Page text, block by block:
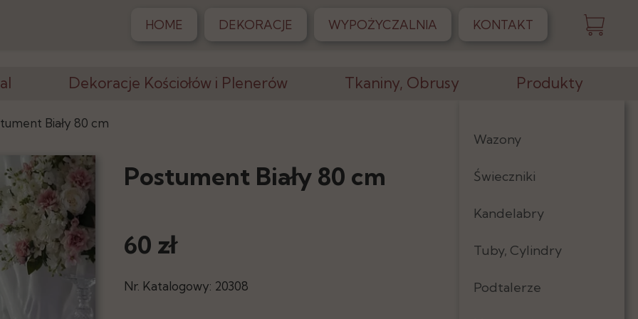
Dekoracje Kościołów i Plenerów
Krzesła, Klęczniki
Dywany
Postumenty
Stojaki, Wazony
Elementy Dekoracji
Tkaniny, Obrusy
Serwetki
Produkty
Wazony
Świeczniki
Kandelabry
Tuby, Cylindry
Podtalerze
Biały 80 cm
HOME DEKORACJE WYPOŻYCZALNIA KONTAKT
Postument Biały 80 cm
60 zł
Nr. Katalogowy: 20308